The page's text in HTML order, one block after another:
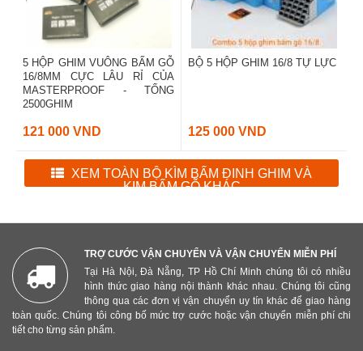
5 HỘP GHIM VUÔNG BẤM GỖ
16/8MM CỰC LÂU RỈ CỦA
MASTERPROOF - TỔNG
2500GHIM
121 000 VND
BỘ 5 HỘP GHIM 16/8 TỰ LỰC
125 000 VND
XEM TOÀN BỘ KÌM BẤM ĐINH GHIM VÀ
KIM BẤM GỖ KHÁC
TRỢ CƯỚC VẬN CHUYỂN VÀ VẬN CHUYỂN MIỄN PHÍ
Tại Hà Nội, Đà Nẵng, TP Hồ Chí Minh chúng tôi có nhiều
hình thức giao hàng nội thành khác nhau. Chúng tôi cũng
thông qua các đơn vị vận chuyển uy tín khác để giao hàng
toàn quốc. Chúng tôi công bố mức trợ cước hoặc vận chuyển miễn phí chi
tiết cho từng sản phẩm.